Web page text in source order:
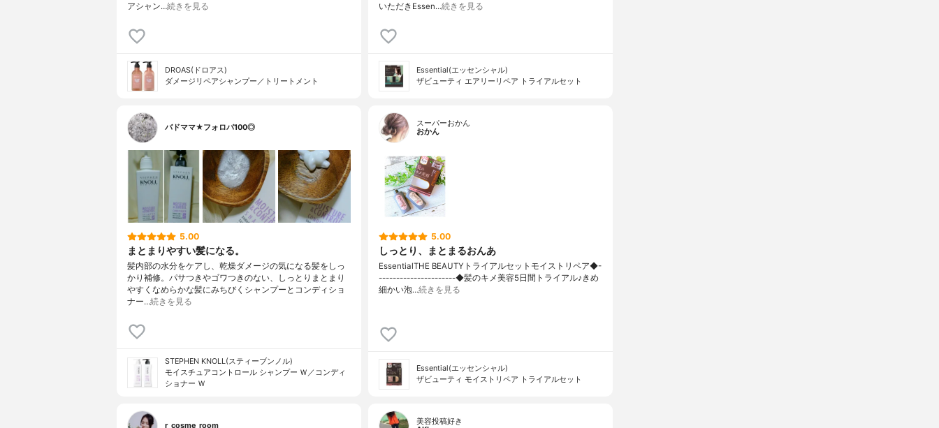
アシャン…続きを見る
DROAS(ドロアス)
ダメージリペアシャンプー／トリートメント
いただきEssen…続きを見る
Essential(エッセンシャル)
ザビューティ エアリーリペア トライアルセット
バドママ★フォロバ100◎
5.00
まとまりやすい髪になる。
髪内部の水分をケアし、乾燥ダメージの気になる髪をしっ
かり補修。パサつきやゴワつきのない、しっとりまとまり
やすくなめらかな髪にみちびくシャンプーとコンディショ
ナー…続きを見る
STEPHEN KNOLL(スティーブンノル)
モイスチュアコントロール シャンプー Ｗ／コンディ
ショナー Ｗ
スーパーおかん
おかん
5.00
しっとり、まとまるおんあ
EssentialTHE BEAUTYトライアルセットモイストリペア◆-
----------------------◆髪のキメ美容5日間トライアル♪きめ
細かい泡…続きを見る
Essential(エッセンシャル)
ザビューティ モイストリペア トライアルセット
r_cosme_room
美容投稿好き